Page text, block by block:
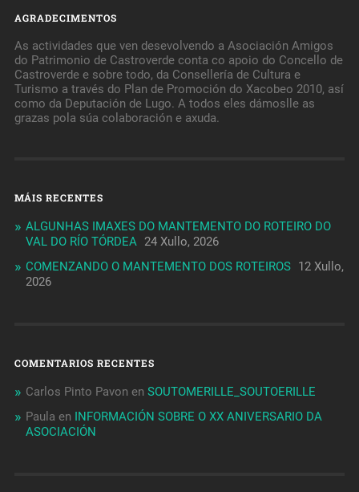
AGRADECIMENTOS
As actividades que ven desevolvendo a Asociación Amigos
do Patrimonio de Castroverde conta co apoio do Concello de
Castroverde e sobre todo, da Consellería de Cultura e
Turismo a través do Plan de Promoción do Xacobeo 2010, así
como da Deputación de Lugo. A todos eles dámoslle as
grazas pola súa colaboración e axuda.
MÁIS RECENTES
ALGUNHAS IMAXES DO MANTEMENTO DO ROTEIRO DO
VAL DO RÍO TÓRDEA 24 Xullo, 2026
COMENZANDO O MANTEMENTO DOS ROTEIROS 12 Xullo,
2026
COMENTARIOS RECENTES
Carlos Pinto Pavon en SOUTOMERILLE_SOUTOERILLE
Paula en INFORMACIÓN SOBRE O XX ANIVERSARIO DA
ASOCIACIÓN